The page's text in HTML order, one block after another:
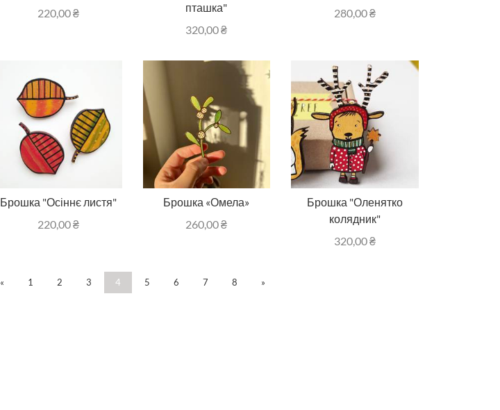
220,00₴
пташка"
320,00₴
280,00₴
Брошка "Осіннє листя"
220,00₴
Брошка «Омела»
260,00₴
Брошка "Оленятко
колядник"
320,00₴
« 1 2 3 4 5 6 7 8 »